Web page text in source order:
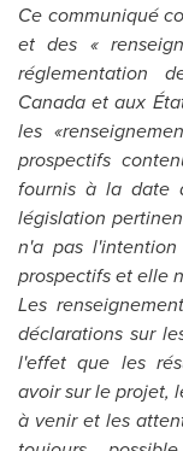
Ce communiqué
et des «
réglementation
Canada et aux
les
prospectifs
fournis à la date
législation
n'a pas
prospectifs et elle
Les
déclarations sur
l'effet que les
avoir sur le projet,
à venir et les